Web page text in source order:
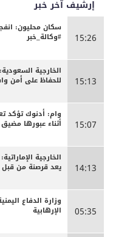
إرشيف آخر خبر
15:26
سكان محليون:
#وكالة_خبر
15:13
الخارجية
للحفاظ على أمن
15:07
وام: أدنوك تؤكد
أثناء عبورها
14:13
الخارجية
يعد قرصنة من
05:35
وزارة الدفاع
الإرهابية